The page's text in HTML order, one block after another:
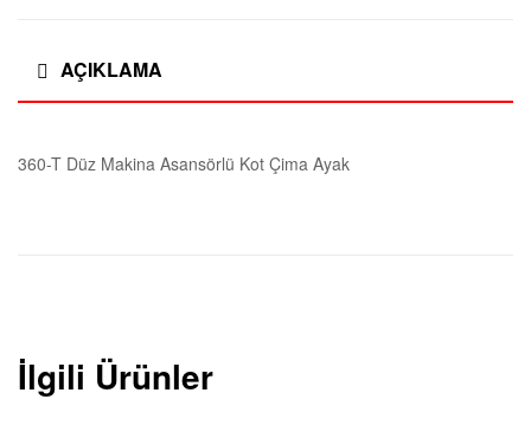
AÇIKLAMA
360-T Düz Makina Asansörlü Kot Çima Ayak
İlgili Ürünler